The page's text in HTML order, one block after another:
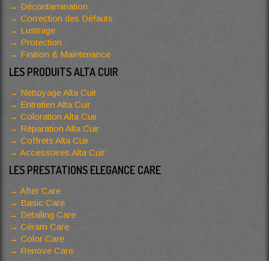
Décontamination
Correction des Défauts
Lustrage
Protection
Finition & Maintenance
LES PRODUITS ALTA CUIR
Nettoyage Alta Cuir
Entretien Alta Cuir
Coloration Alta Cuir
Réparation Alta Cuir
Coffrets Alta Cuir
Accessoires Alta Cuir
LES PRESTATIONS ELEGANCE CARE
After Care
Basic Care
Detailing Care
Céram Care
Color Care
Renove Care